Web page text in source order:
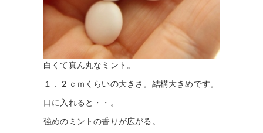
白くて真ん丸なミント。
１．２ｃｍくらいの大きさ。結構大きめです。
口に入れると・・。
強めのミントの香りが広がる。